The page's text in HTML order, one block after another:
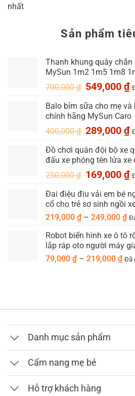
nhất
Sản phẩm
Thanh khung quây
MySun 1m2 1m5 1m8
700,000₫ Giá
là:
700,000 ₫.
549,000 ₫
là:
Balo bỉm sữa cho mẹ
chính hãng MySun Caro
400,000₫ Giá
là:
400,000 ₫.
289,000 ₫
Đồ chơi quân đội bộ xe
đấu xe phóng tên lửa xe
250,000₫ Giá
là:
250,000 ₫.
169,000 ₫
Đai điệu địu vải em bé
cổ cho trẻ sơ sinh ngồi
219,000 ₫ – 249,000 ₫
từ
Robot biến hình xe ô tô
lắp ráp oto người máy
79,000 ₫ – 219,000 ₫ Đã
Danh mục sản phẩm
Cẩm nang mẹ bé
Hỗ trợ khách hàng